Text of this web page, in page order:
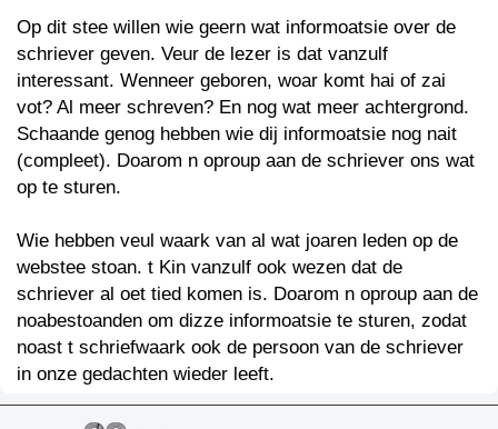
Op dit stee willen wie geern wat informoatsie over de
schriever geven. Veur de lezer is dat vanzulf
interessant. Wenneer geboren, woar komt hai of zai
vot? Al meer schreven? En nog wat meer achtergrond.
Schaande genog hebben wie dij informoatsie nog nait
(compleet). Doarom n oproup aan de schriever ons wat
op te sturen.
Wie hebben veul waark van al wat joaren leden op de
webstee stoan. t Kin vanzulf ook wezen dat de
schriever al oet tied komen is. Doarom n oproup aan de
noabestoanden om dizze informoatsie te sturen, zodat
noast t schriefwaark ook de persoon van de schriever
in onze gedachten wieder leeft.